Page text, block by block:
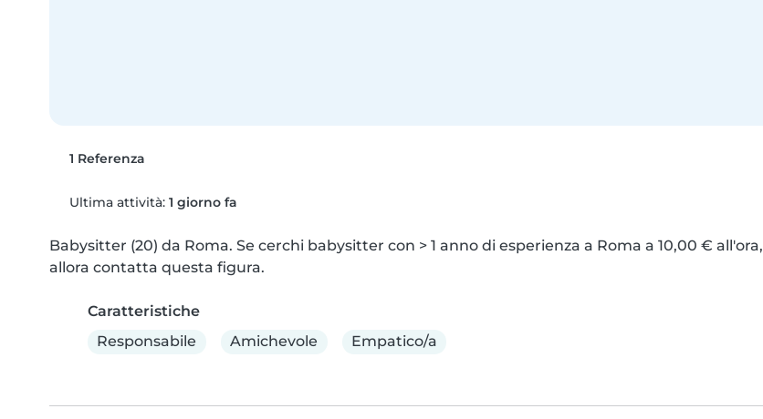
1 Referenza
Ultima attività: 1 giorno fa
Babysitter (20) da Roma. Se cerchi babysitter con > 1 anno di esperienza a Roma a 10,00 € all'ora,
allora contatta questa figura.
Caratteristiche
Responsabile
Amichevole Empatico/a